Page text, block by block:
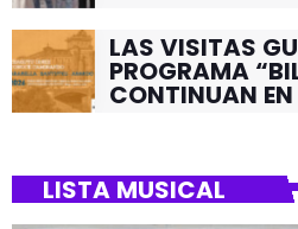
LAS VISITAS
PROGRAMA
CONTINUAN EN
LISTA MUSICAL